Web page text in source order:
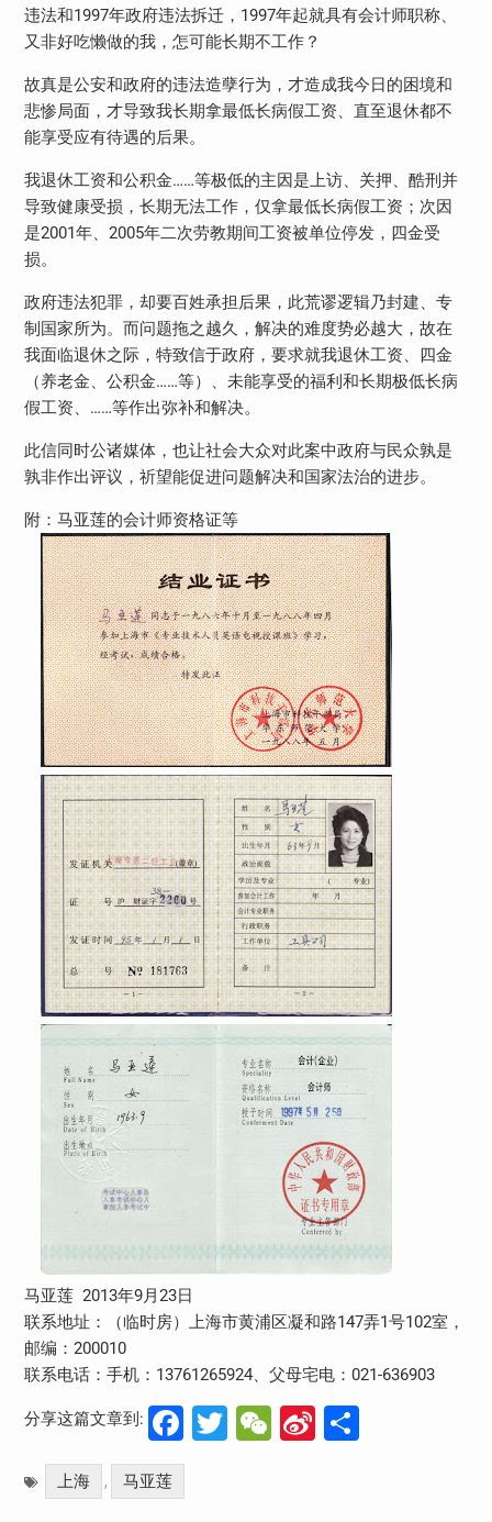
违法和1997年政府违法拆迁，1997年起就具有会计师职称、
又非好吃懒做的我，怎可能长期不工作？
故真是公安和政府的违法造孽行为，才造成我今日的困境和
悲惨局面，才导致我长期拿最低长病假工资、直至退休都不
能享受应有待遇的后果。
我退休工资和公积金……等极低的主因是上访、关押、酷刑并
导致健康受损，长期无法工作，仅拿最低长病假工资；次因
是2001年、2005年二次劳教期间工资被单位停发，四金受
损。
政府违法犯罪，却要百姓承担后果，此荒谬逻辑乃封建、专
制国家所为。而问题拖之越久，解决的难度势必越大，故在
我面临退休之际，特致信于政府，要求就我退休工资、四金
（养老金、公积金……等）、未能享受的福利和长期极低长病
假工资、……等作出弥补和解决。
此信同时公诸媒体，也让社会大众对此案中政府与民众孰是
孰非作出评议，祈望能促进问题解决和国家法治的进步。
附：马亚莲的会计师资格证等
马亚莲 2013年9月23日
联系地址：（临时房）上海市黄浦区凝和路147弄1号102室，
邮编：200010
联系电话：手机：13761265924、父母宅电：021-636903
分享这篇文章到: Facebook
Twitter
WeChat
Sina分
上海 , 马亚莲